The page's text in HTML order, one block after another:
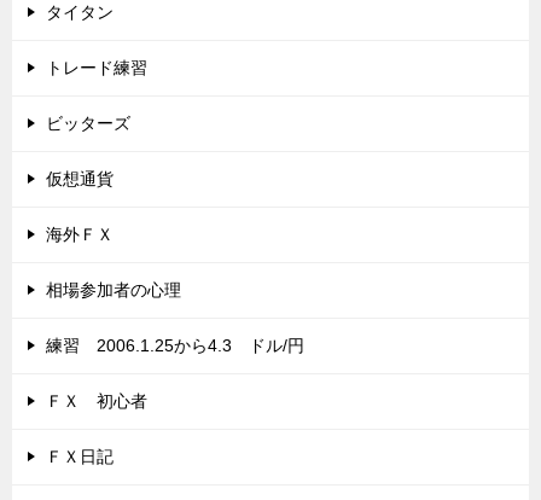
タイタン
トレード練習
ビッターズ
仮想通貨
海外ＦＸ
相場参加者の心理
練習 2006.1.25から4.3 ドル/円
ＦＸ 初心者
ＦＸ日記